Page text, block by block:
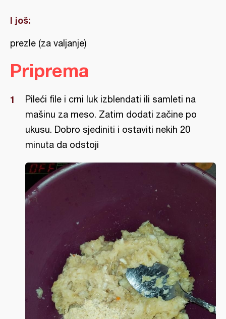
I još:
prezle (za valjanje)
Priprema
Pileći file i crni luk izblendati ili samleti na
mašinu za meso. Zatim dodati začine po
ukusu. Dobro sjediniti i ostaviti nekih 20
minuta da odstoji